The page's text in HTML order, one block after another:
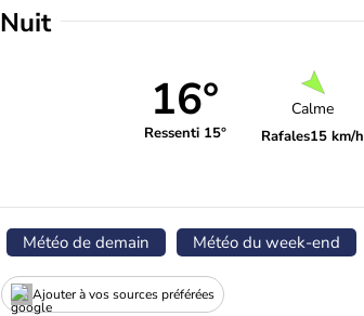
Nuit
16°
Ressenti 15°
Calme
Rafales15 km/h
Météo de demain Météo du week-end
Ajouter à vos sources préférées